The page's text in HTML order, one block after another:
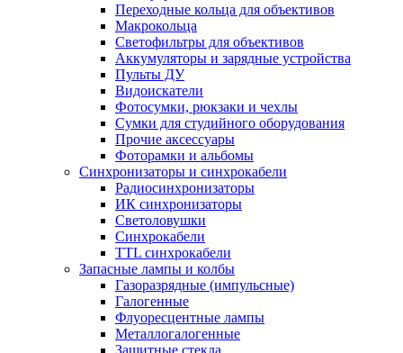
Переходные кольца для объективов
Макрокольца
Светофильтры для объективов
Аккумуляторы и зарядные устройства
Пульты ДУ
Видоискатели
Фотосумки, рюкзаки и чехлы
Сумки для студийного оборудования
Прочие аксессуары
Фоторамки и альбомы
Синхронизаторы и синхрокабели
Радиосинхронизаторы
ИК синхронизаторы
Светоловушки
Синхрокабели
TTL синхрокабели
Запасные лампы и колбы
Газоразрядные (импульсные)
Галогенные
Флуоресцентные лампы
Металлогалогенные
Защитные стекла